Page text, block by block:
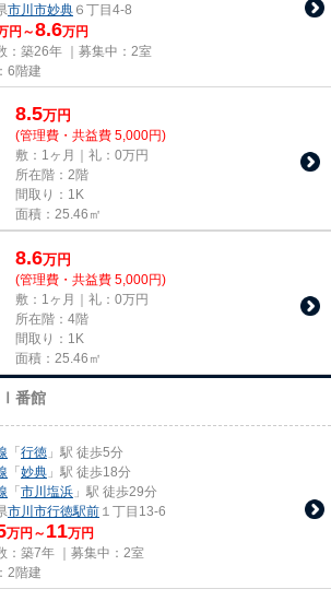
市川市妙典 ６丁目4-8
円～8.6万円
：築26年 ｜募集中： 2室
6階建
8.5万円
(管理費・共益費 5,000円)
敷：1ヶ月｜礼：0万円
所在階：2階
間取り：1K
面積：25.46㎡
8.6万円
(管理費・共益費 5,000円)
敷：1ヶ月｜礼：0万円
所在階：4階
間取り：1K
面積：25.46㎡
番館
「行徳 」駅 徒歩5分
「妙典 」駅 徒歩18分
「市川塩浜 」駅 徒歩29分
市川市行徳駅前 １丁目13-6
万円～ 11万円
：築7年 ｜募集中： 2室
2階建